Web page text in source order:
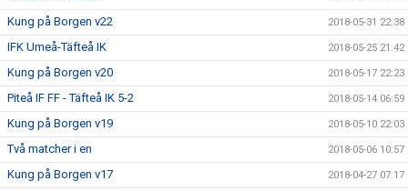
Kung på Borgen v22 2018-05-31 22:38
IFK Umeå-Täfteå IK 2018-05-25 21:42
Kung på Borgen v20 2018-05-17 22:23
Piteå IF FF - Täfteå IK 5-2 2018-05-14 06:59
Kung på Borgen v19 2018-05-10 22:03
Två matcher i en 2018-05-06 10:57
Kung på Borgen v17 2018-04-27 07:17